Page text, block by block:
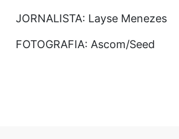
JORNALISTA: Layse Menezes
FOTOGRAFIA: Ascom/Seed